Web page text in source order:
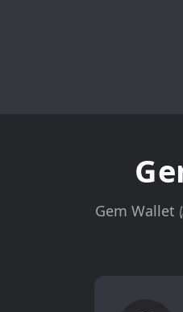
Gem Wallet